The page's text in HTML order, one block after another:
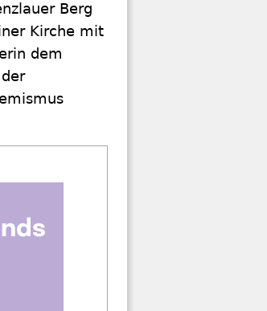
Berg
Kirche mit
dem